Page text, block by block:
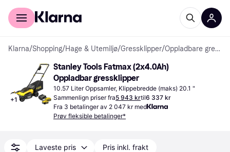
For kunder
Klarna/Shopping/Hage & Utemiljø/Gressklipper/ Oppladbare gressklippere
+1
Stanley Tools Fatmax (2x4.0Ah)
Oppladbar gressklipper
10.57 Liter Oppsamler, Klippebredde (maks) 20.1 "
Sammenlign priser fra5 943 krtil6 337 kr
Fra 3 betalinger av 2 047 kr med
Prøv fleksible betalinger*
Laveste pris Pris inkl. frakt